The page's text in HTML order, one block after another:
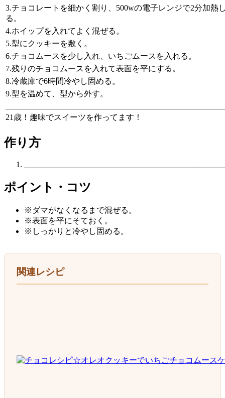
3.チョコレートを細かく割り、500wの電子レンジで2分加熱
る。
4.ホイップを入れてよく混ぜる。
5.型にクッキーを敷く。
6.チョコムースを少し入れ、いちごムースを入れる。
7.残りのチョコムースを入れて表面を平にする。
8.冷蔵庫で6時間冷やし固める。
9.型を温めて、型から外す。
21歳！趣味でスイーツを作ってます！
作り方
ポイント・コツ
※ダマがなくなるまで混ぜる。
※表面を平にそておく。
※しっかりと冷やし固める。
関連レシピ